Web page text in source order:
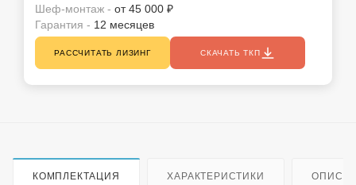
Шеф-монтаж - от 45 000 ₽
Гарантия - 12 месяцев
РАССЧИТАТЬ ЛИЗИНГ СКАЧАТЬ ТКП
КОМПЛЕКТАЦИЯ ХАРАКТЕРИСТИКИ